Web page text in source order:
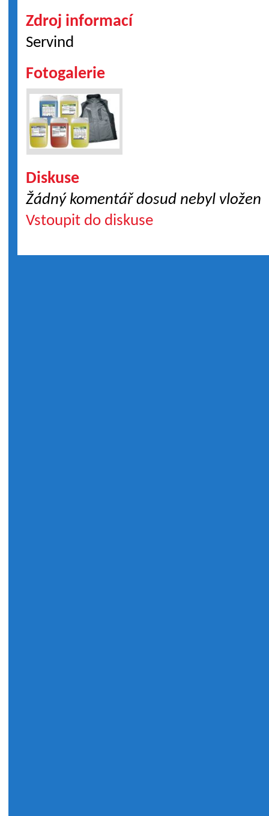
Zdroj informací
Servind
Fotogalerie
Diskuse
Žádný komentář dosud nebyl vložen
Vstoupit do diskuse